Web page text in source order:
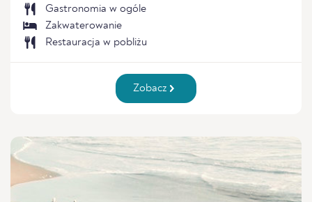
Gastronomia w ogóle
Zakwaterowanie
Restauracja w pobliżu
Zobacz